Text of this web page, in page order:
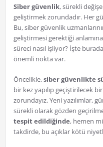
Siber güvenlik, sürekli
geliştirmek zorundadır. Her
Bu, siber güvenlik
geliştirmesi gerektiği
süreci nasıl işliyor? İşte
önemli nokta var.
Öncelikle,siber güvenlikte
bir kez yapılıp geçiştirilecek
zorundayız. Yeni yazılımlar,
sürekli olarak gözden
tespit edildiğinde, hemen
takdirde, bu açıklar kötü